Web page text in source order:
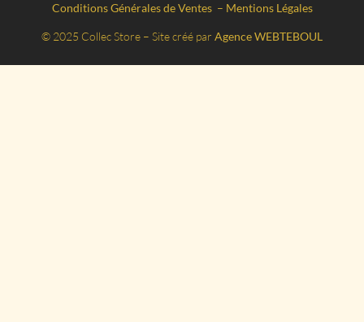
Conditions Générales de Ventes – Mentions Légales
© 2025 Collec Store – Site créé par Agence WEBTEBOUL